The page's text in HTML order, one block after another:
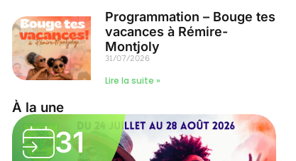
Programmation – Bouge tes
vacances à Rémire-
Montjoly
31/07/2026
Lire la suite »
À la une
31